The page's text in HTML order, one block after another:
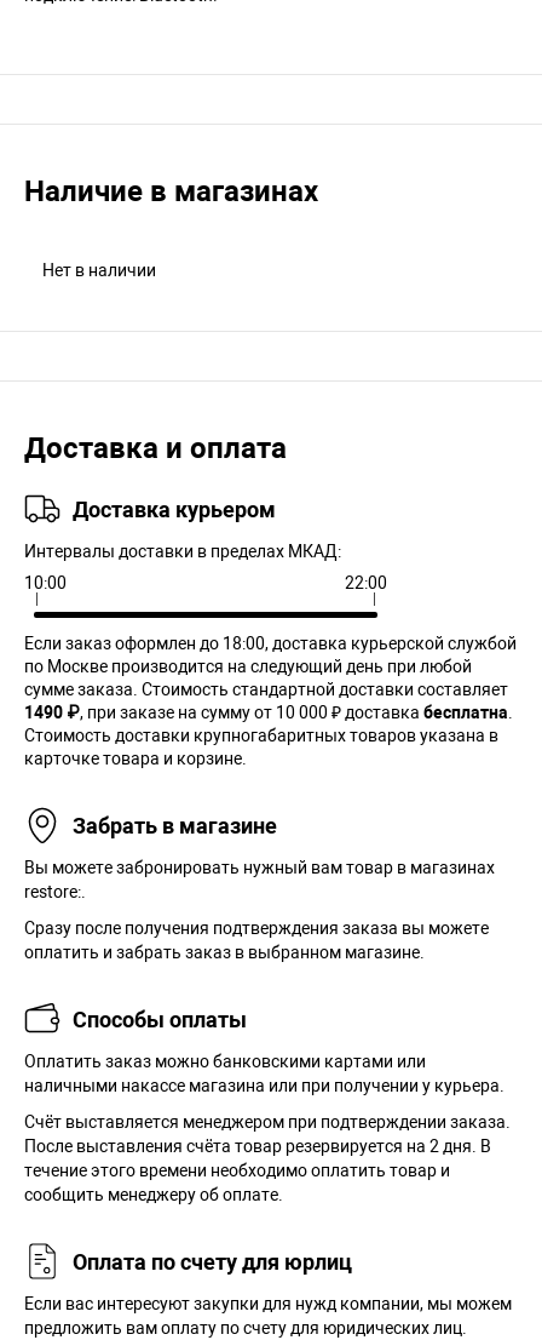
Наличие в магазинах
Нет в наличии
Доставка и оплата
Доставка курьером
Интервалы доставки в пределах МКАД:
10:00
22:00
Если заказ оформлен до 18:00, доставка курьерской службой
по Москве производится на следующий день при любой
сумме заказа. Cтоимость стандартной доставки составляет
1490 ₽, при заказе на сумму от 10 000 ₽ доставка бесплатна
Стоимость доставки крупногабаритных товаров указана в
карточке товара и корзине.
Забрать в магазине
Вы можете забронировать нужный вам товар в магазинах
restore:.
Сразу после получения подтверждения заказа вы можете
оплатить и забрать заказ в выбранном магазине.
Способы оплаты
Оплатить заказ можно банковскими картами или
наличными накассе магазина или при получении у курьера.
Cчёт выставляется менеджером при подтверждении заказа.
После выставления счёта товар резервируется на 2 дня. В
течение этого времени необходимо оплатить товар и
сообщить менеджеру об оплате.
Оплата по счету для юрлиц
Если вас интересуют закупки для нужд компании, мы можем
предложить вам оплату по счету для юридических лиц.